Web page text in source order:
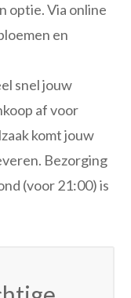
optie. Via online
en
snel jouw
af voor
komt jouw
Bezorging
(voor 21:00) is